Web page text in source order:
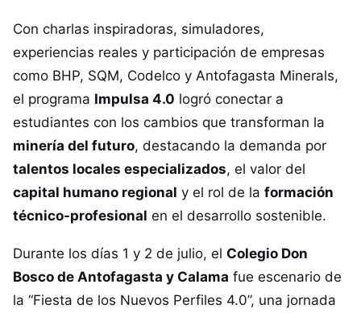
Con charlas inspiradoras, simuladores,
experiencias reales y participación de empresas
como BHP, SQM, Codelco y Antofagasta Minerals,
el programa Impulsa 4.0 logró conectar a
estudiantes con los cambios que transforman la
minería del futuro, destacando la demanda por
talentos locales especializados, el valor del
capital humano regional y el rol de la formación
técnico-profesional en el desarrollo sostenible.
Durante los días 1 y 2 de julio, el Colegio Don
Bosco de Antofagasta y Calama fue escenario de
la “Fiesta de los Nuevos Perfiles 4.0”, una jornada